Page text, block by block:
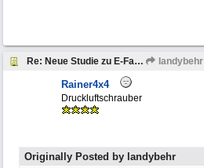
Re: Neue Studie zu E-Fahrzeugen landybehr
Rainer4x4
Druckluftschrauber
Originally Posted by landybehr